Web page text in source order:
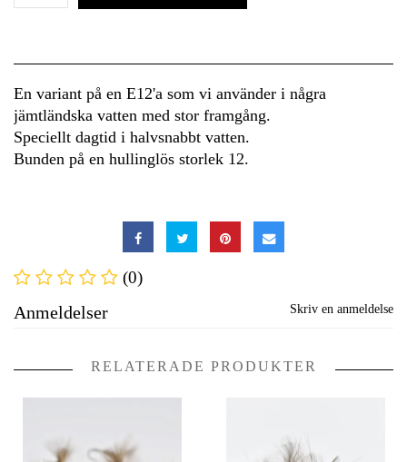
En variant på en E12'a som vi använder i några
jämtländska vatten med stor framgång.
Speciellt dagtid i halvsnabbt vatten.
Bunden på en hullinglös storlek 12.
(0)
Anmeldelser Skriv en anmeldelse
RELATERADE PRODUKTER